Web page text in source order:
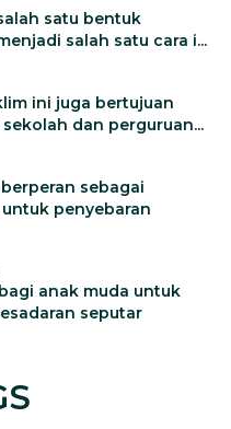
satu bentuk
salah satu cara i...
ini juga bertujuan
dan perguruan...
sebagai
penyebaran
anak muda untuk
seputar